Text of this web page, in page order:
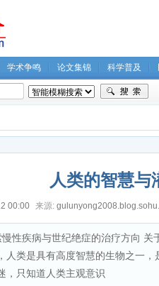
学术争鸣 论文集锦 科学普及
人类的智慧与
00:00 来源:
性疾病与世纪绝症的治疗方向 关
人类是具有高度智慧的生物之一，
，只知道人类主观意识